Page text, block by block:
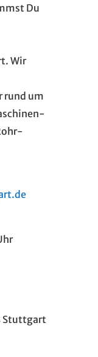
Du
Wir
rund um
Stuttgart